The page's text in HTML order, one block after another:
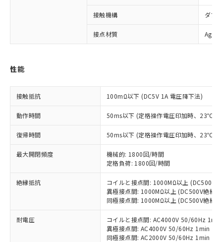
接触機構 ダブ
接点材質 Ag合
性能
接触抵抗 100mΩ以下 (DC5V 1A 電圧降下法)
動作時間 50ms以下 (定格操作電圧印加時、23℃、
復帰時間 50ms以下 (定格操作電圧印加時、23℃、
最大開閉頻度
機械的: 1800回/時間
定格負荷: 1800回/時間
絶縁抵抗
コイルと接点間: 1000MΩ以上 (DC500V
異極接点間: 1000MΩ以上 (DC500V絶縁
同極接点間: 1000MΩ以上 (DC500V絶縁
耐電圧
コイルと接点間: AC4000V 50/60Hz 1min
異極接点間: AC4000V 50/60Hz 1min
同極接点間: AC2000V 50/60Hz 1min
ご利用条件
以下の条件をお読みいただき、同意のうえ
ご利用ください。
本サービスは、当社制御機器事業取扱
商品の当社在庫状況および標準価格
(税抜)を提供させていただくもので
当社制御機器事業取扱商品の中には、
本サービスの対象外となる商品もある
ことをご了承ください。
在庫状況および標準価格照会結果は、
記載している更新日時点での社内デー
対応予定：EU RoHS指令（10物質）の非含
有に対応した製品に切り替える予定のある
対応予定なし：EU RoHS指令（10物質）の
非含有に非対応の商品で、対応品を出す予
定はありません。
非含有の対応状況を調査中または確認中の
非該当品：ライセンス料など無形物で、有
害物質有無と関係のない商品です。
仕入先様の事情により、非含有部品として
いたものが、含有品と判明した場合などや
むを得ず変更することがあります。
※1 中国RoHS○×表
「○」：最大均質材料含有率が中国RoHSの
基準値以下であることを示します。
「×」：最大均質材料含有率が中国RoHSの
基準値を超えていることを示します。
「－」：未確認です。当社販売部門へお問
当社は、これら貴社製品のうち、外国
為替および外国貿易法に定める商品
（以下｢規制貨物等」という）を輸出